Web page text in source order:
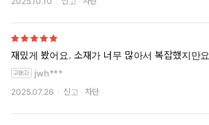
재밌게 봤어요. 소재가 너무 많아서 복잡했지만요
jwh***
2025.07.26 신고 차단